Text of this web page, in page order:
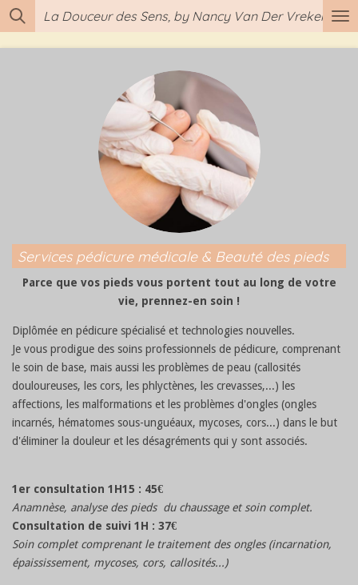
Passer
au
La Douceur des Sens, by Nancy Van Der Vreken
Services pédicure médicale & Beauté des pieds
Parce que vos pieds vous portent tout au long de votre
vie, prennez-en soin !
Diplômée en pédicure spécialisé et technologies nouvelles.
Je vous prodigue des soins professionnels de pédicure, comprenant
le soin de base, mais aussi les problèmes de peau (callosités
douloureuses, les cors, les phlyctènes, les crevasses,...) les
affections, les malformations et les problèmes d'ongles (ongles
incarnés, hématomes sous-unguéaux, mycoses, cors...) dans le but
d'éliminer la douleur et les désagréments qui y sont associés.
1er consultation 1H15 : 45€
Anamnèse, analyse des pieds du chaussage et soin complet.
Consultation de suivi 1H : 37€
Soin complet comprenant le traitement des ongles (incarnation,
épaississement, mycoses, cors, callosités...)